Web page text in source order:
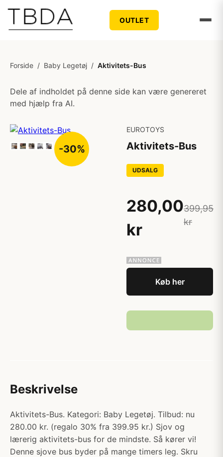
OUTLET
Forside / Baby Legetøj / Aktivitets-Bus
Dele af indholdet på denne side kan være genereret
med hjælp fra AI.
-30%
EUROTOYS
Aktivitets-Bus
UDSALG
280,00
kr
399,95
kr
Køb her
Beskrivelse
Aktivitets-Bus. Kategori: Baby Legetøj. Tilbud: nu
280.00 kr. (regalo 30% fra 399.95 kr.) Sjov og
lærerig aktivitets-bus for de mindste. Så kører vi!
Denne sjove bus byder på mange timers leg. Skru